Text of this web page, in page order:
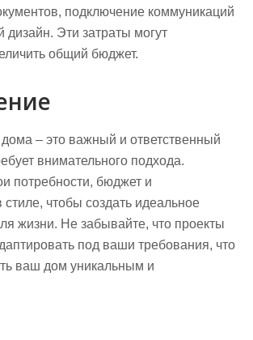
подключение коммуникаций
Эти затраты могут
общий бюджет.
– это важный и ответственный
внимательного подхода.
потребности, бюджет и
стиле, чтобы создать идеальное
жизни. Не забывайте, что проекты
под ваши требования, что
ваш дом уникальным и